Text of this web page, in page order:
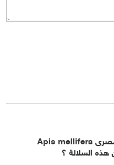
لماذا يجب العمل على حماية سلالة النحل المصرى Apis mellifera